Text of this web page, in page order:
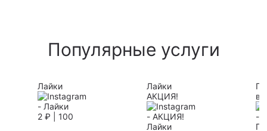
Популярные услуги
Лайки
2 ₽ | 100
Лайки
АКЦИЯ!